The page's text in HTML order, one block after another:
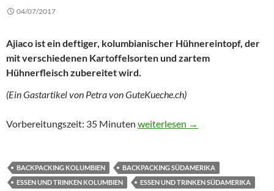
04/07/2017
Ajiaco ist ein deftiger, kolumbianischer Hühnereintopf, der
mit verschiedenen Kartoffelsorten und zartem
Hühnerfleisch zubereitet wird.
(Ein Gastartikel von Petra von GuteKueche.ch)
Vorbereitungszeit: 35 Minuten Ajiaco – Hühnersuppe aus
weiterlesen →
BACKPACKING KOLUMBIEN
BACKPACKING SÜDAMERIKA
ESSEN UND TRINKEN KOLUMBIEN
ESSEN UND TRINKEN SÜDAMERIKA